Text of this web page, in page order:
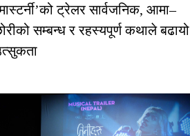
ट्रेलर सार्वजनिक, आमा–
सम्बन्ध र रहस्यपूर्ण कथाले बढायो